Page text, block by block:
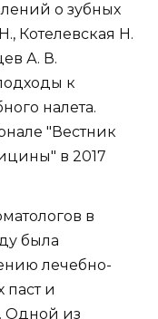
о зубных
Котелевская Н.
А. В.
к
налета.
"Вестник
в 2017
в
была
лечебно-
паст и
Одной из